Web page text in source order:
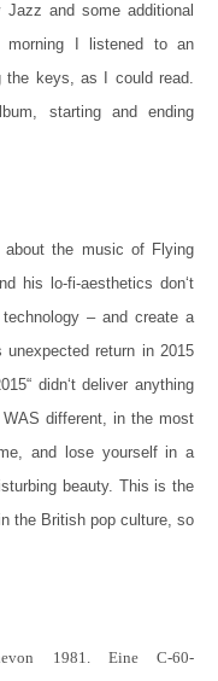
and some additional
morning I listened to an
the keys, as I could read.
starting and ending
about the music of Flying
his lo-fi-aesthetics don‘t
– and create a
return in 2015
didn‘t deliver anything
different, in the most
and lose yourself in a
beauty. This is the
the British pop culture, so
von 1981. Eine C-60-